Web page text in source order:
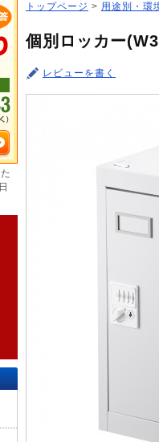
トップページ > 用途別・環
個別ロッカー
レビューを書く